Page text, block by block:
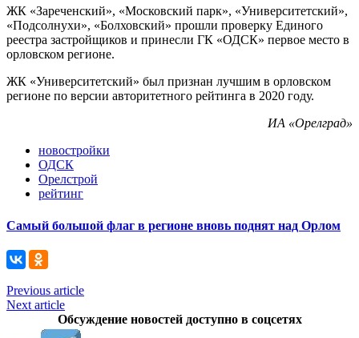
ЖК «Зареченский», «Московский парк», «Университетский»,
«Подсолнухи», «Болховский» прошли проверку Единого
реестра застройщиков и принесли ГК «ОДСК» первое место в
орловском регионе.
ЖК «Университетский» был признан лучшим в орловском
регионе по версии авторитетного рейтинга в 2020 году.
ИА «Орелград»
новостройки
ОДСК
Орелстрой
рейтинг
Самый большой флаг в регионе вновь поднят над Орлом
Previous article
Next article
Обсуждение новостей доступно в соцсетях